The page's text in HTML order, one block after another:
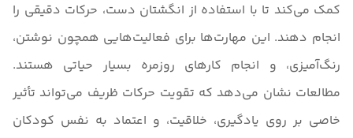
کمک می‌کند تا با استفاده از انگشتان دست، حرکات دقیقی را
انجام دهند. این مهارت‌ها برای فعالیت‌هایی همچون نوشتن،
رنگ‌آمیزی، و انجام کارهای روزمره بسیار حیاتی هستند.
مطالعات نشان می‌دهد که تقویت حرکات ظریف می‌تواند تأثیر
خاصی بر روی یادگیری، خلاقیت، و اعتماد به نفس کودکان